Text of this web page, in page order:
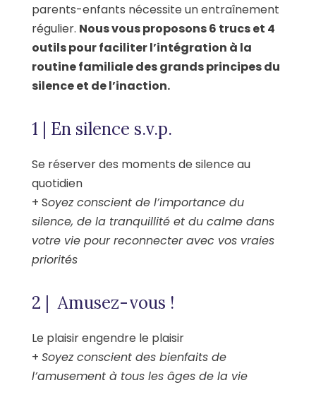
parents-enfants nécessite un entraînement
régulier. Nous vous proposons 6 trucs et 4
outils pour faciliter l’intégration à la
routine familiale des grands principes du
silence et de l’inaction.
1 | En silence s.v.p.
Se réserver des moments de silence au
quotidien
+ Soyez conscient de l’importance du
silence, de la tranquillité et du calme dans
votre vie pour reconnecter avec vos vraies
priorités
2 | Amusez-vous !
Le plaisir engendre le plaisir
+ Soyez conscient des bienfaits de
l’amusement à tous les âges de la vie